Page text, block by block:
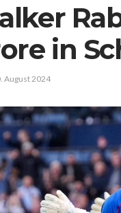
in
August 2024